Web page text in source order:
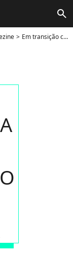
search
Em transição capilar, Bruna Marquezine mostra cabelo mais curto à fã no Twitter - Foto